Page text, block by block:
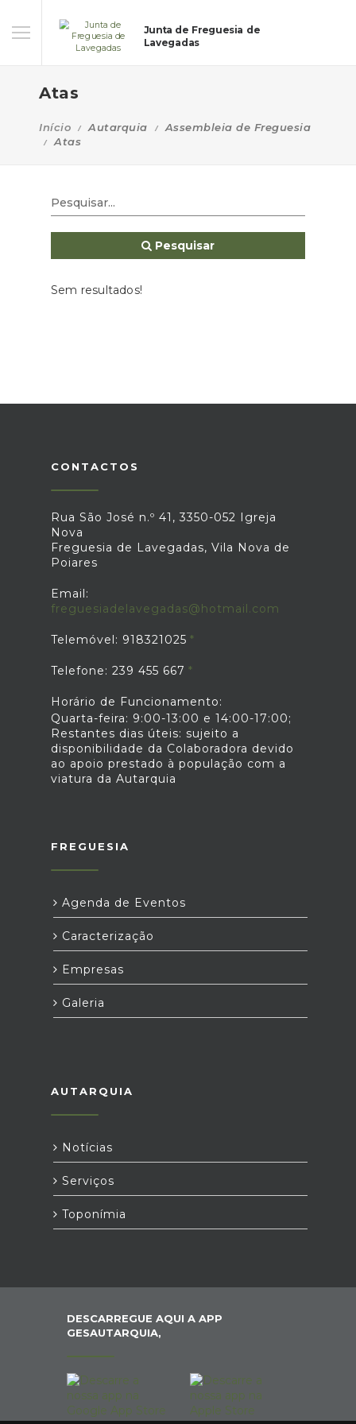
Junta de Freguesia de
Lavegadas
Atas
Início Autarquia
Assembleia de Freguesia
Atas
Pesquisar
Sem resultados!
CONTACTOS
Rua São José n.º 41, 3350-052 Igreja
Nova
Freguesia de Lavegadas, Vila Nova de
Poiares
Email:
freguesiadelavegadas@hotmail.com
Telemóvel: 918321025
Telefone: 239 455 667
Horário de Funcionamento:
Quarta-feira: 9:00-13:00 e 14:00-17:00;
Restantes dias úteis: sujeito a
disponibilidade da Colaboradora devido
ao apoio prestado à população com a
viatura da Autarquia
FREGUESIA
Agenda de Eventos
Caracterização
Empresas
Galeria
AUTARQUIA
Notícias
Serviços
Toponímia
DESCARREGUE AQUI A APP
GESAUTARQUIA,